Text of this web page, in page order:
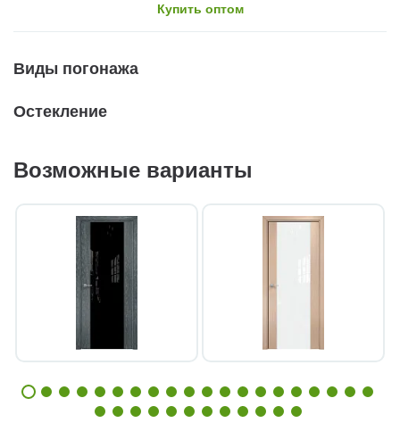
Купить оптом
Виды погонажа
Остекление
Возможные варианты